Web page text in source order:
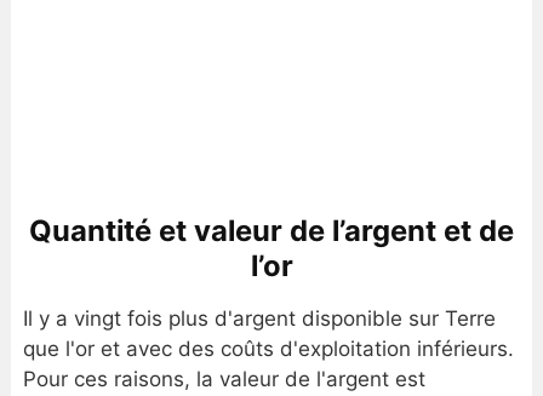
Quantité et valeur de l’argent et de
l’or
Il y a vingt fois plus d'argent disponible sur Terre
que l'or et avec des coûts d'exploitation inférieurs.
Pour ces raisons, la valeur de l'argent est